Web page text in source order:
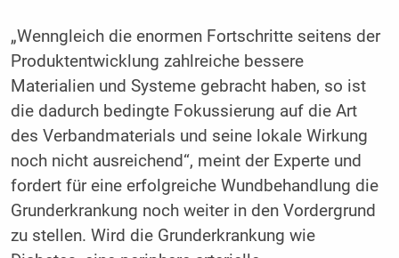
„Wenngleich die enormen Fortschritte seitens der
Produktentwicklung zahlreiche bessere
Materialien und Systeme gebracht haben, so ist
die dadurch bedingte Fokussierung auf die Art
des Verbandmaterials und seine lokale Wirkung
noch nicht ausreichend“, meint der Experte und
fordert für eine erfolgreiche Wundbehandlung die
Grunderkrankung noch weiter in den Vordergrund
zu stellen. Wird die Grunderkrankung wie